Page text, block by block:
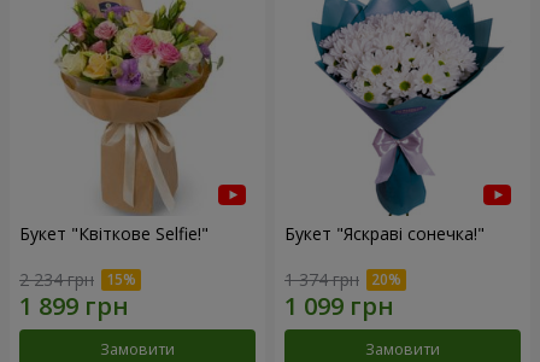
Букет "Квіткове Selfie!"
2 234 грн
Замовити
Букет "Яскраві сонечка!"
1 374 грн
Замовити